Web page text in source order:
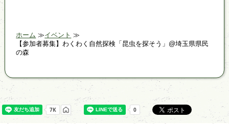
ホーム
イベント
【参加者募集】わくわく自然探検「昆虫を探そう」@埼玉県県民
の森